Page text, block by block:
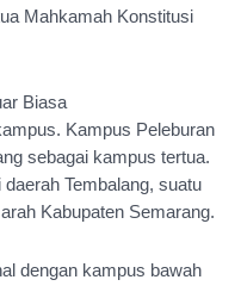
Mahkamah Konstitusi
Biasa
Kampus Peleburan
sebagai kampus tertua.
Tembalang, suatu
Kabupaten Semarang.
dengan kampus bawah